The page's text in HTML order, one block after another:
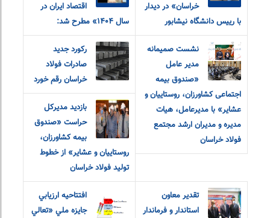
خراسان» در دیدار
با رییس دانشگاه نیشابور
اقتصاد ایران در
سال ۱۴۰۴» مطرح شد:
نشست صمیمانه
مدیر عامل
«صندوق بیمه
اجتماعی کشاورزان، روستاییان و
عشایر» با مدیرعامل، هیات
مدیره و مدیران ارشد مجتمع
فولاد خراسان
رکورد جدید
صادرات فولاد
خراسان رقم خورد
بازدید مدیرکل
حراست «صندوق
بیمه کشاورزان،
روستاییان و عشایر» از خطوط
تولید فولاد خراسان
تقدیر معاون
استاندار و فرماندار
افتتاحيه ارزيابي
جايزه ملي «تعالي